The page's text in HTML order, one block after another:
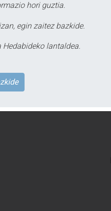
hori guztia.
egin zaitez bazkide.
Hedabideko lantaldea.